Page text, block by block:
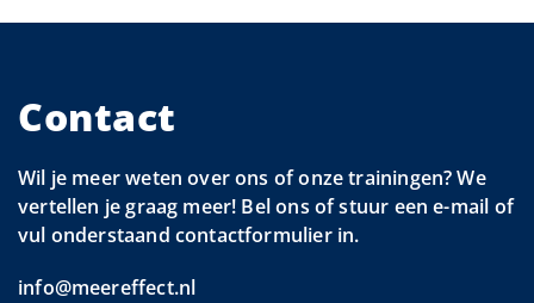
Contact
Wil je meer weten over ons of onze trainingen? We
vertellen je graag meer! Bel ons of stuur een e-mail of
vul onderstaand contactformulier in.
info@meereffect.nl